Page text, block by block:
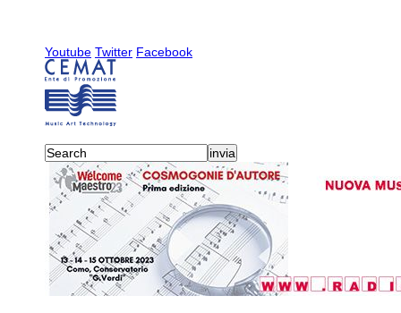
Youtube Twitter Facebook